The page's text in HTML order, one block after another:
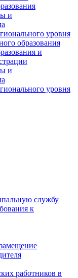
и
уровня
образования
и
и
уровня
службу
к
работников в